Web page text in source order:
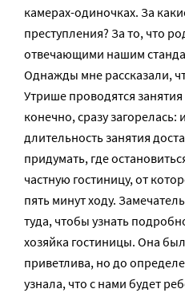
камерах-одиночках. За
преступления? За то, что
отвечающими нашим
Однажды мне рассказали,
Утрише проводятся
конечно, сразу
длительность занятия
придумать, где
частную гостиницу, от
пять минут ходу.
туда, чтобы узнать
хозяйка гостиницы. Она
приветлива, но до
узнала, что с нами будет